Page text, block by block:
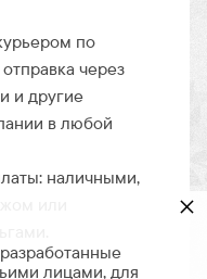
по
через
и другие
в любой
наличными,
лицами, для
×